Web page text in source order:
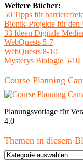
Weitere Bücher:
50 Tipps für
Bionik-Projekte für den
33 Ideen Digitale
WebQuests 5-7
WebQuests 8-10
Mysterys Biologie 5-10
Course Planning
Planungsvorlage für
4.0
Themen in diesem
Themen